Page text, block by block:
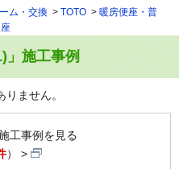
ム・交換 TOTO
暖房便座・普
」施工事例
ません。
工事例を見る
）